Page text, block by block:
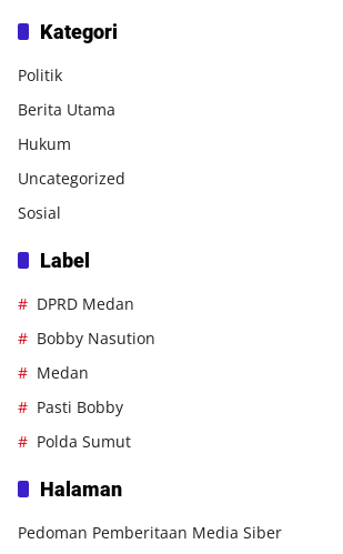
Kategori
Politik
Berita Utama
Hukum
Uncategorized
Sosial
Label
DPRD Medan
Bobby Nasution
Medan
Pasti Bobby
Polda Sumut
Halaman
Pedoman Pemberitaan Media Siber